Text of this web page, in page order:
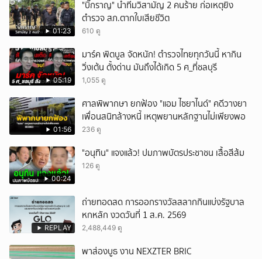
01:23
"บิ๊กราญ" นำทีมวิสามัญ 2 คนร้าย ก่อเหตุยิง
ตำรวจ สภ.ตากใบเสียชีวิต
610 ดู
05:19
มาร์ค พิตบูล จัดหนัก! ตำรวจไทยทุกวันนี้ หากิน
วิ่งเต้น ตั้งด่าน มันถึงได้เกิด 5 ศ_ที่ชลบุรี
1,055 ดู
01:56
ศาลพิพากษา ยกฟ้อง "แอม ไซยาไนด์" คดีวางยา
เพื่อนสนิทล้างหนี้ เหตุพยานหลักฐานไม่เพียงพอ
236 ดู
00:24
"อนุทิน" แจงแล้ว! ปมภาพบัตรประชาชน เสื้อสีส้ม
126 ดู
REPLAY
ถ่ายทอดสด การออกรางวัลสลากกินแบ่งรัฐบาล
หกหลัก งวดวันที่ 1 ส.ค. 2569
2,488,449 ดู
พาส่องบูธ งาน NEXZTER BRIC